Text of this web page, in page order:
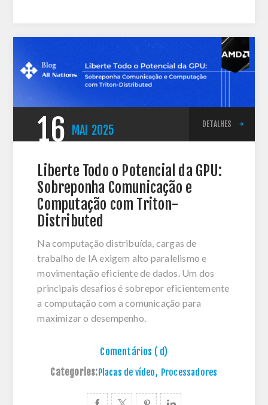
16 MAI 2025 DETALHES
Liberte Todo o Potencial da GPU:
Sobreponha Comunicação e
Computação com Triton-
Distributed
Na computação distribuída, cargas de
trabalho de IA exigem alto paralelismo e
movimentação eficiente de dados. Um dos
principais desafios é sobrepor eficientemente
a computação com a comunicação para
maximizar o desempenho.
Comentários ( d)
Categories:Placas de vídeo, Processadores